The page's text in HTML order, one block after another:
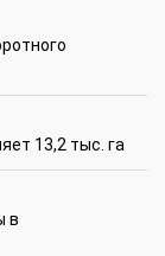
13,2 тыс. га
в